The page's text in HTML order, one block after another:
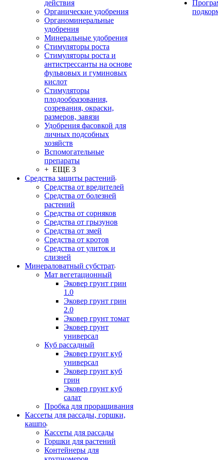
действия
Органические удобрения
Органоминеральные
удобрения
Минеральные удобрения
Стимуляторы роста
Стимуляторы роста и
антистрессанты на основе
фульвовых и гуминовых
кислот
Стимуляторы
плодообразования,
созревания, окраски,
размеров, завязи
Удобрения фасовкой для
личных подсобных
хозяйств
Вспомогательные
препараты
+ ЕЩЕ 3
Средства защиты растений
Средства от вредителей
Средства от болезней
растений
Средства от сорняков
Средства от грызунов
Средства от змей
Средства от кротов
Средства от улиток и
слизней
Минераловатный субстрат
Мат вегетационный
Эковер грунт грин
1.0
Эковер грунт грин
2.0
Эковер грунт томат
Эковер грунт
универсал
Куб рассадный
Эковер грунт куб
универсал
Эковер грунт куб
грин
Эковер грунт куб
салат
Пробка для проращивания
Кассеты для рассады, горшки,
кашпо
Кассеты для рассады
Горшки для растений
Контейнеры для